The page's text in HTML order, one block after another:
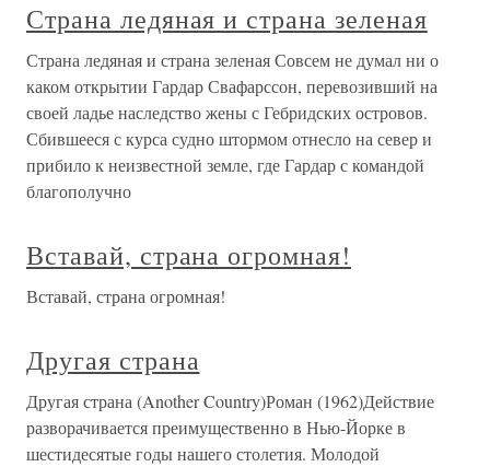
Страна ледяная и страна зеленая
Страна ледяная и страна зеленая Совсем не думал ни о
каком открытии Гардар Свафарссон, перевозивший на
своей ладье наследство жены с Гебридских островов.
Сбившееся с курса судно штормом отнесло на север и
прибило к неизвестной земле, где Гардар с командой
благополучно
Вставай, страна огромная!
Вставай, страна огромная!
Другая страна
Другая страна (Another Country)Роман (1962)Действие
разворачивается преимущественно в Нью-Йорке в
шестидесятые годы нашего столетия. Молодой